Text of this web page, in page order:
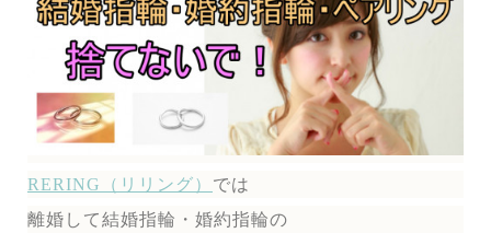
RERING（リリング） では
離婚して結婚指輪・婚約指輪の